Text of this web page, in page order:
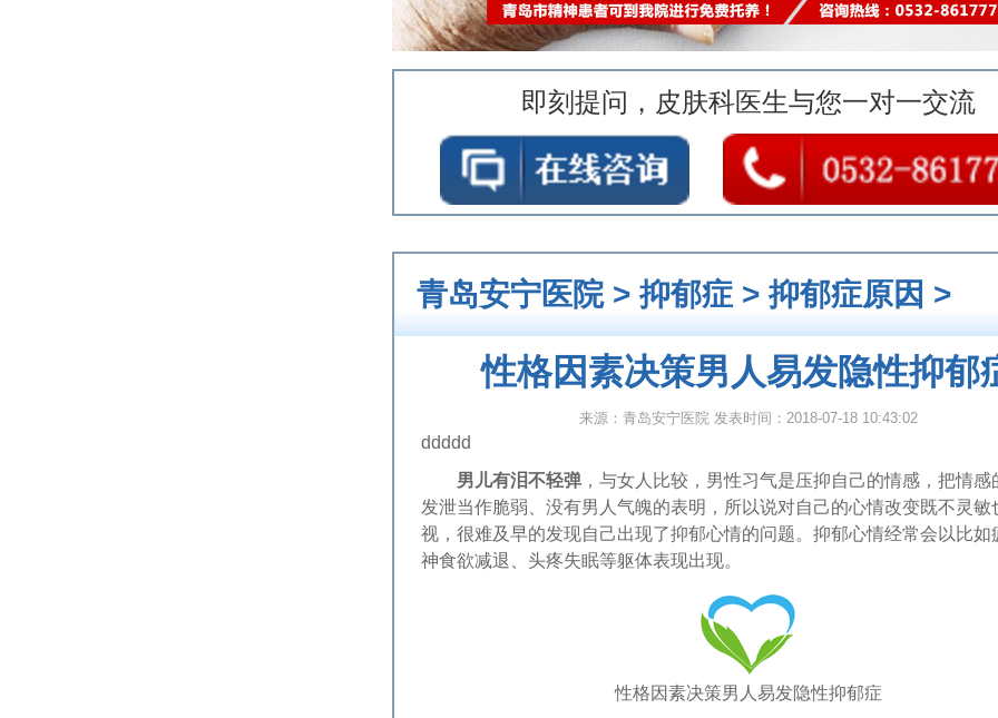
即刻提问，皮肤科医生与您一对一交流
青岛安宁医院>抑郁症 >抑郁症原因 >
性格因素决策男人易发隐性抑郁
来源：青岛安宁医院 发表时间：2018-07-18 10:43:02
ddddd
男儿有泪不轻弹 ，与女人比较，男性习气是压抑自己的情感，把情感
发泄当作脆弱、没有男人气魄的表明，所以说对自己的心情改变既不灵敏
视，很难及早的发现自己出现了抑郁心情的问题。抑郁心情经常会以比如
神食欲减退、头疼失眠等躯体表现出现。
性格因素决策男人易发隐性抑郁症